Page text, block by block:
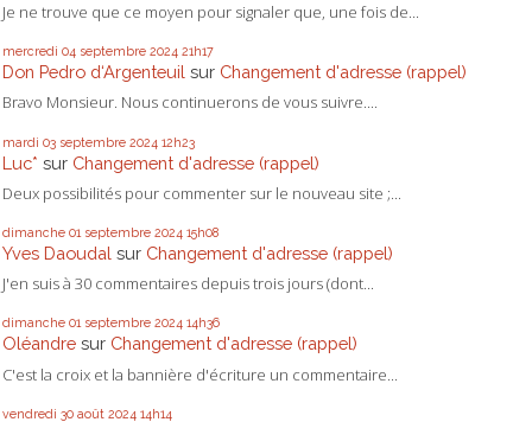
Je ne trouve que ce moyen pour signaler que, une fois de...
mercredi 04 septembre 2024 21h17
Don Pedro d‘Argenteuil sur Changement d'adresse (rappel)
Bravo Monsieur. Nous continuerons de vous suivre....
mardi 03 septembre 2024 12h23
Luc* sur Changement d'adresse (rappel)
Deux possibilités pour commenter sur le nouveau site ;...
dimanche 01 septembre 2024 15h08
Yves Daoudal sur Changement d'adresse (rappel)
J'en suis à 30 commentaires depuis trois jours (dont...
dimanche 01 septembre 2024 14h36
Oléandre sur Changement d'adresse (rappel)
C'est la croix et la bannière d'écriture un commentaire...
vendredi 30 août 2024 14h14